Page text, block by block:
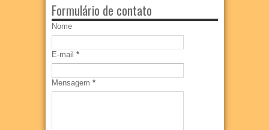
Formulário de contato
Nome
E-mail *
Mensagem *